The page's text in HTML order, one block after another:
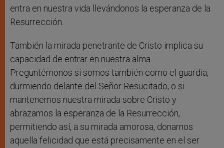
entra en nuestra vida llevándonos la esperanza de la
Resurrección.
También la mirada penetrante de Cristo implica su
capacidad de entrar en nuestra alma.
Preguntémonos si somos también como el guardia,
durmiendo delante del Señor Resucitado, o si
mantenemos nuestra mirada sobre Cristo y
abrazamos la esperanza de la Resurrección,
permitiendo así, a su mirada amorosa, donarnos
aquella felicidad que está precisamente en el ser